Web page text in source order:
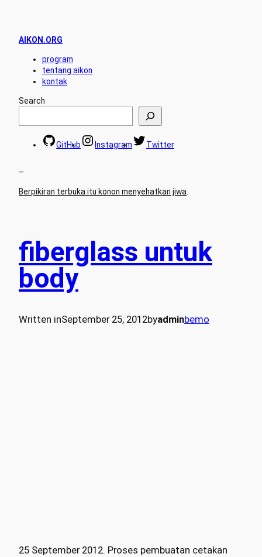
AIKON.ORG
program
tentang aikon
kontak
Search
GitHub Instagram Twitter
–
Berpikiran terbuka itu konon menyehatkan jiwa
fiberglass untuk
body
Written inSeptember 25, 2012byadminbemo
25 September 2012. Proses pembuatan cetakan